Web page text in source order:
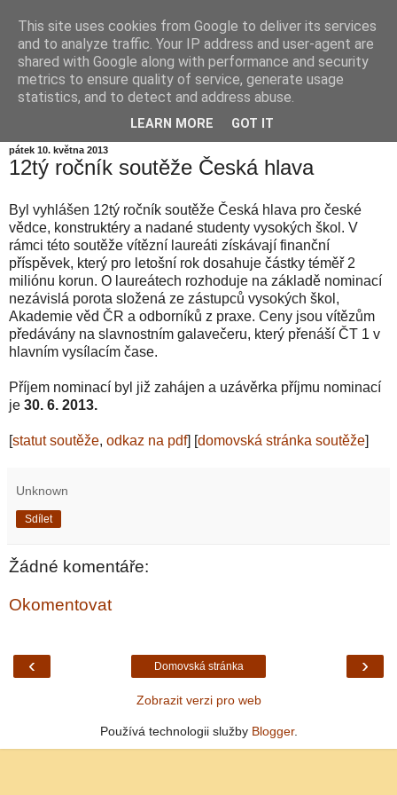
Informační zátiší
Blog Ústavu informatiky Akademie věd České republiky,
pátek 10. května 2013
12tý ročník soutěže Česká hlava
Byl vyhlášen 12tý ročník soutěže Česká hlava pro české
vědce, konstruktéry a nadané studenty vysokých škol. V
rámci této soutěže vítězní laureáti získávají finanční
příspěvek, který pro letošní rok dosahuje částky téměř 2
miliónu korun. O laureátech rozhoduje na základě nominací
nezávislá porota složená ze zástupců vysokých škol,
Akademie věd ČR a odborníků z praxe. Ceny jsou vítězům
předávány na slavnostním galavečeru, který přenáší ČT 1 v
hlavním vysílacím čase.
Příjem nominací byl již zahájen a uzávěrka příjmu nominací
je 30. 6. 2013.
[statut soutěže, odkaz na pdf] [domovská stránka soutěže]
Unknown
Sdílet
Žádné komentáře:
Okomentovat
‹ ›
Domovská stránka
Zobrazit verzi pro web
Používá technologii služby Blogger.
This site uses cookies from Google to deliver its services
and to analyze traffic. Your IP address and user-agent are
shared with Google along with performance and security
metrics to ensure quality of service, generate usage
statistics, and to detect and address abuse.
LEARN MORE GOT IT